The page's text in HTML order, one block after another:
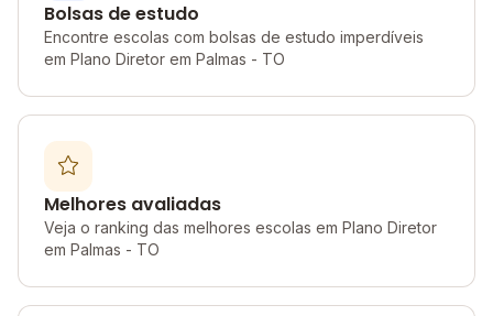
Bolsas de estudo
Encontre escolas com bolsas de estudo imperdíveis
em Plano Diretor em Palmas - TO
Melhores avaliadas
Veja o ranking das melhores escolas em Plano Diretor
em Palmas - TO